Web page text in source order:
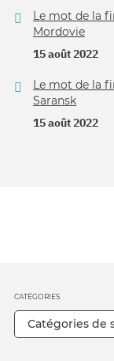
Le mot de la
Mordovie
15 août 2022
Le mot de la
Saransk
15 août 2022
CATÉGORIES
Catégories de